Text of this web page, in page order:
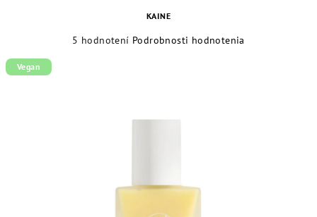
KAINE
produktu
5 hodnotení Podrobnosti hodnotenia
Vegan